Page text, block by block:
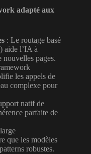
adapté aux
: Le routage basé
aide l’IA à
pages.
les appels de
complexe pour
natif de
parfaite de
que les modèles
robustes.